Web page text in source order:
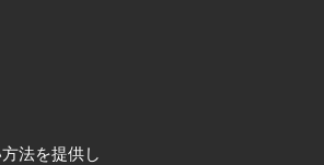
法を提供し